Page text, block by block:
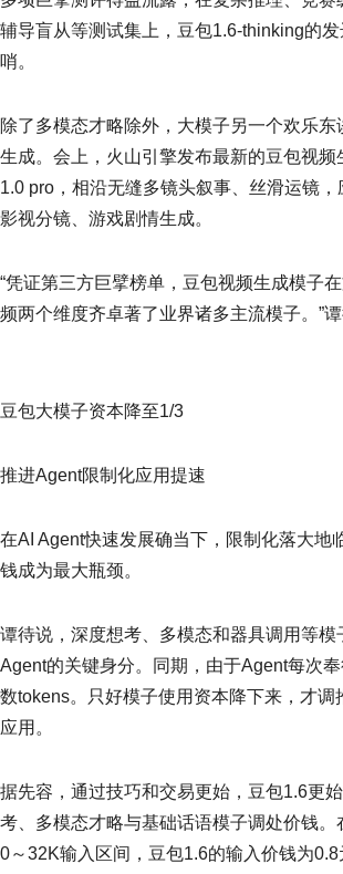
辅导盲从等测试集上，豆包1.6-thinking的
哨。
除了多模态才略除外，大模子另一个欢乐东
生成。会上，火山引擎发布最新的豆包视
1.0 pro，相沿无缝多镜头叙事、丝滑运镜，
影视分镜、游戏剧情生成。
“凭证第三方巨擘榜单，豆包视频生成模子
频两个维度齐卓著了业界诸多主流模子。”谭
豆包大模子资本降至1/3
推进Agent限制化应用提速
在AI Agent快速发展确当下，限制化落大地
钱成为最大瓶颈。
谭待说，深度想考、多模态和器具调用等模
Agent的关键身分。同期，由于Agent每次
数tokens。只好模子使用资本降下来，才调
应用。
据先容，通过技巧和交易更始，豆包1.6更
考、多模态才略与基础话语模子调处价钱。
0～32K输入区间，豆包1.6的输入价钱为